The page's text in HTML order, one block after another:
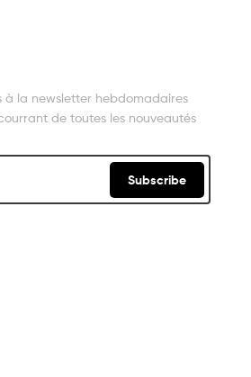
à la newsletter hebdomadaires
de toutes les nouveautés
Subscribe